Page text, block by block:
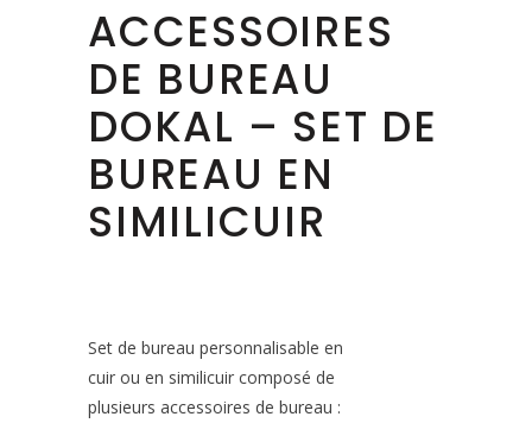
ACCESSOIRES
DE BUREAU
DOKAL – SET DE
BUREAU EN
SIMILICUIR
Set de bureau personnalisable en
cuir ou en similicuir composé de
plusieurs accessoires de bureau :